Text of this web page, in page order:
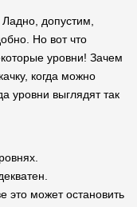
допустим,
Но вот что
уровни! Зачем
когда можно
уровни выглядят так
это может остановить